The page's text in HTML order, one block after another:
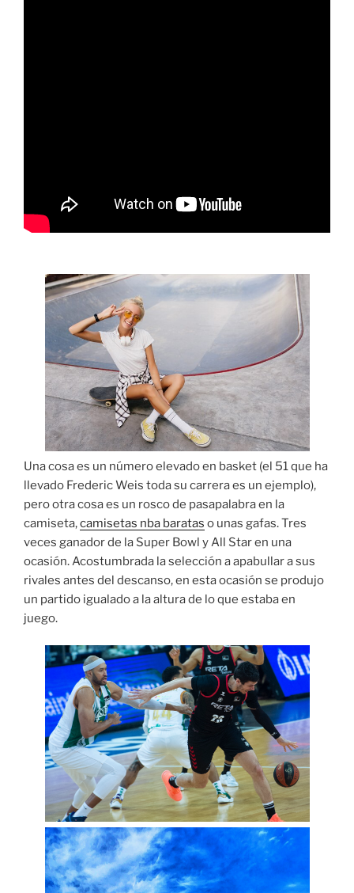
Una cosa es un número elevado en basket (el 51 que ha
llevado Frederic Weis toda su carrera es un ejemplo),
pero otra cosa es un rosco de pasapalabra en la
camiseta,camisetas nba baratas o unas gafas. Tres
veces ganador de la Super Bowl y All Star en una
ocasión. Acostumbrada la selección a apabullar a sus
rivales antes del descanso, en esta ocasión se produjo
un partido igualado a la altura de lo que estaba en
juego.